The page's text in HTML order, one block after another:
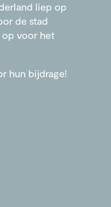
liep op
de stad
op voor het
hun bijdrage!